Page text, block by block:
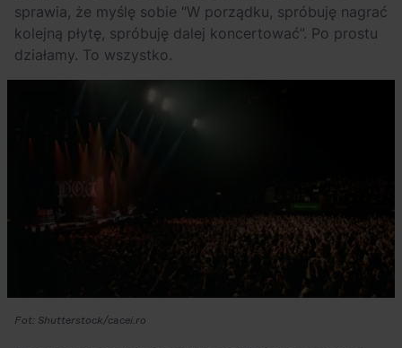
sprawia, że myślę sobie “W porządku, spróbuję nagrać
kolejną płytę, spróbuję dalej koncertować”. Po prostu
działamy. To wszystko.
Fot: Shutterstock/cacei.ro